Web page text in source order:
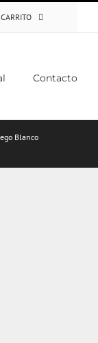
CARRITO
Contacto
Blanco